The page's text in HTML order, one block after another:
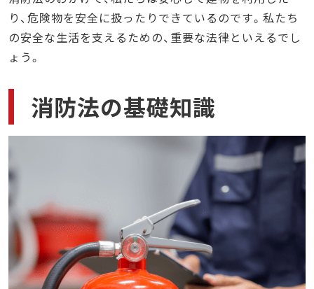
り、危険物を安全に扱ったりできているのです。私たち
の安全な生活を支えるための、重要な法律といえるでし
ょう。
消防法の基礎知識